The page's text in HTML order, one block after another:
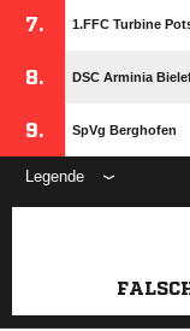
7. 1.FFC Turbine
8. DSC Arminia
9. SpVg Berghofen
Legende